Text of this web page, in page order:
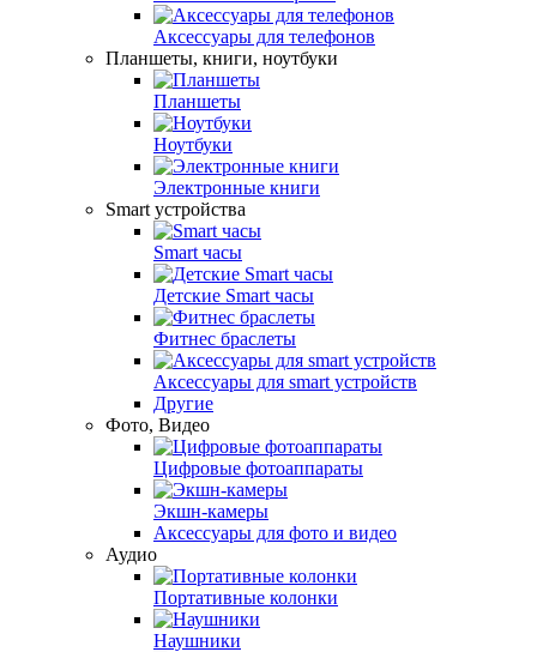
Аксесcуары для телефонов
Планшеты, книги, ноутбуки
Планшеты
Ноутбуки
Электронные книги
Smart устройства
Smart часы
Детские Smart часы
Фитнес браслеты
Аксессуары для smart устройств
Другие
Фото, Видео
Цифровые фотоаппараты
Экшн-камеры
Аксесcуары для фото и видео
Аудио
Портативные колонки
Наушники